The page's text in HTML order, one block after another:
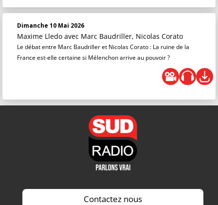
Dimanche 10 Mai 2026
Maxime Lledo avec Marc Baudriller, Nicolas Corato
Le débat entre Marc Baudriller et Nicolas Corato : La ruine de la
France est-elle certaine si Mélenchon arrive au pouvoir ?
Contactez nous